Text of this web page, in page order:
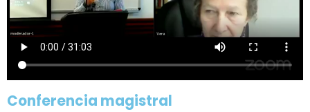
Conferencia magistral